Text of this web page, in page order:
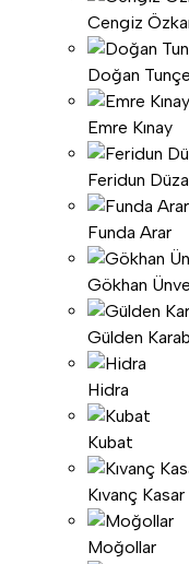
Cengiz
Doğan
Emre Kınay
Feridun
Funda Arar
Gökhan
Gülden
Hidra
Kubat
Kıvanç Kasar
Moğollar